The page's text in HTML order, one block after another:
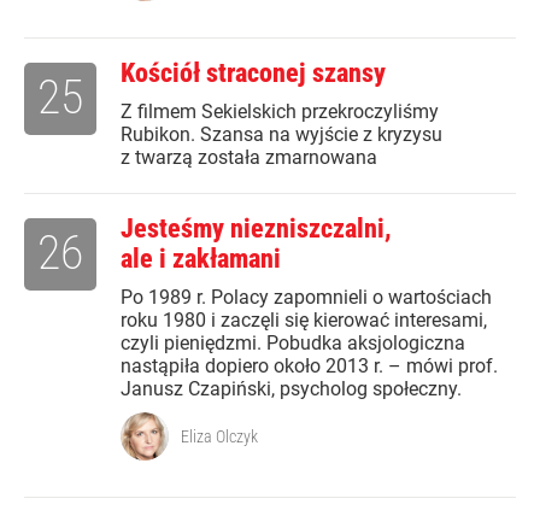
Kościół straconej szansy
Z filmem Sekielskich przekroczyliśmy
Rubikon. Szansa na wyjście z kryzysu
z twarzą została zmarnowana
25
Jesteśmy niezniszczalni,
ale i zakłamani
Po 1989 r. Polacy zapomnieli o wartościach
roku 1980 i zaczęli się kierować interesami,
czyli pieniędzmi. Pobudka aksjologiczna
nastąpiła dopiero około 2013 r. – mówi prof.
Janusz Czapiński, psycholog społeczny.
26
Eliza Olczyk